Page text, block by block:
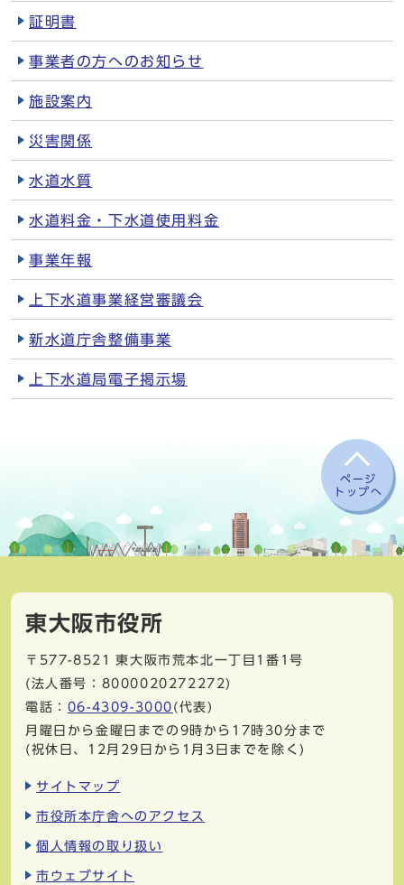
証明書
事業者の方へのお知らせ
施設案内
災害関係
水道水質
水道料金・下水道使用料金
事業年報
上下水道事業経営審議会
新水道庁舎整備事業
上下水道局電子掲示場
ページ
トップへ
東大阪市役所
〒577-8521
東大阪市荒本北一丁目1番1号
(法人番号：8000020272272)
電話： 06-4309-3000 (代表)
月曜日から金曜日までの9時から17時30分まで
(祝休日、12月29日から1月3日までを除く)
サイトマップ
市役所本庁舎へのアクセス
個人情報の取り扱い
市ウェブサイト